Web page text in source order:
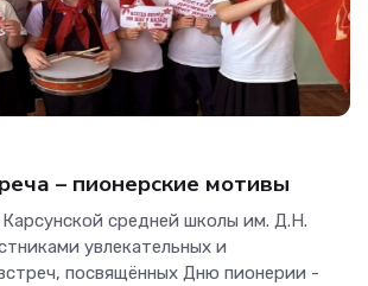
– пионерские мотивы
средней школы им. Д.Н.
увлекательных и
посвящённых Дню пионерии -